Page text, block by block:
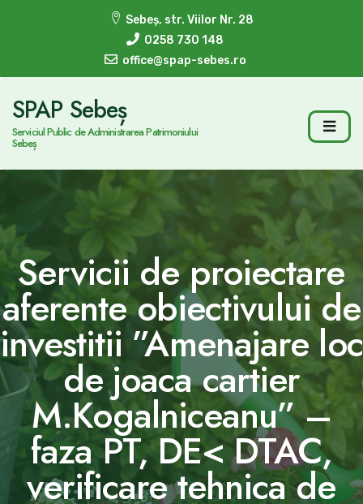
Sebeș, str. Viilor Nr. 28
0258 730 148
office@spap-sebes.ro
SPAP Sebeș
Serviciul Public de Administrarea Patrimoniului
Sebeș
Servicii de proiectare
aferente obiectivului de
investitii ”Amenajare loc
de joaca cartier
M.Kogalniceanu” –
faza PT, DE< DTAC,
verificare tehnica de